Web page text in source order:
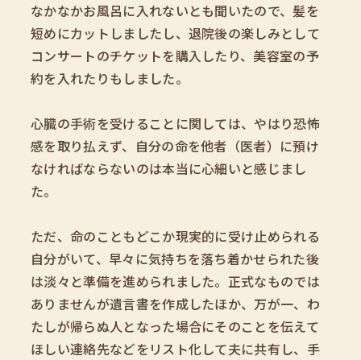
なかなかお風呂に入れないとも聞いたので、髪を
短めにカットしましたし、退院後の楽しみとして
コンサートのチケットを購入したり、美容室の予
約を入れたりもしました。
心臓の手術を受けることに関しては、やはり恐怖
感を取り払えず、自分の命を他者（医者）に預け
なければならないのは本当に心細いと感じまし
た。
ただ、命のこともどこか現実的に受け止められる
自分がいて、早々に気持ちを落ち着かせられた後
は淡々と準備を進められました。正式なものでは
ありませんが遺言書を作成したほか、万が一、わ
たしが帰らぬ人となった場合にそのことを伝えて
ほしい連絡先などをリスト化して夫に共有し、手